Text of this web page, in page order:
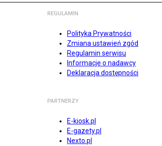
REGULAMIN
Polityka Prywatności
Zmiana ustawień zgód
Regulamin serwisu
Informacje o nadawcy
Deklaracja dostępności
PARTNERZY
E-kiosk.pl
E-gazety.pl
Nexto.pl